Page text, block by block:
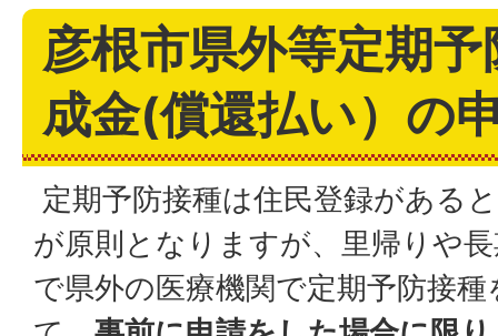
彦根市県外等定期
成金(償還払い）の
定期予防接種は住民登録がある
が原則となりますが、里帰りや
で県外の医療機関で定期予防接